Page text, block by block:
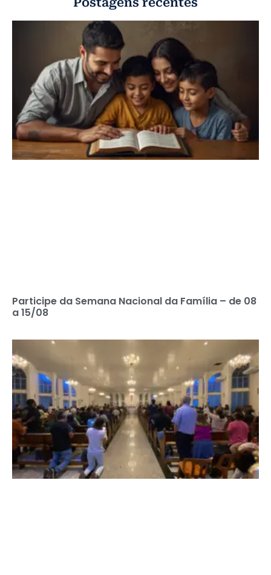
Participe da Semana Nacional da Família – de 08
a 15/08